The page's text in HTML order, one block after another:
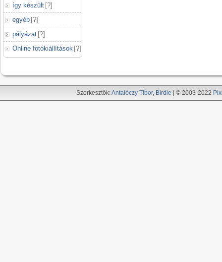
így készült [?]
egyéb [?]
pályázat [?]
Online fotókiállítások [?]
Szerkesztők:Antalóczy Tibor, Birdie | © 2003-2022